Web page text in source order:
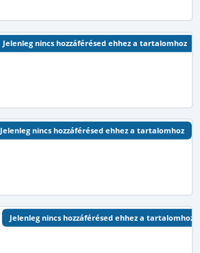
Jelenleg nincs hozzáférésed ehhez a tartalomhoz
Jelenleg nincs hozzáférésed ehhez a tartalomhoz
Jelenleg nincs hozzáférésed ehhez a tartalomhoz